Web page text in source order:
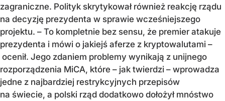
zagraniczne. Polityk skrytykował również reakcję rządu
na decyzję prezydenta w sprawie wcześniejszego
projektu. – To kompletnie bez sensu, że premier atakuje
prezydenta i mówi o jakiejś aferze z kryptowalutami –
ocenił. Jego zdaniem problemy wynikają z unijnego
rozporządzenia MiCA, które – jak twierdzi – wprowadza
jedne z najbardziej restrykcyjnych przepisów
na świecie, a polski rząd dodatkowo dołożył mnóstwo